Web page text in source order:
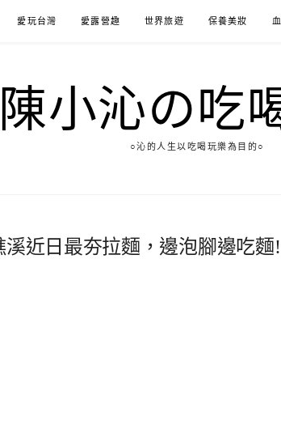
愛玩台灣 愛露營趣 世界旅遊 保養美妝
陳小沁の吃
○沁的人生以吃喝玩樂為目的○
溪近日最夯拉麵，邊泡腳邊吃麵!